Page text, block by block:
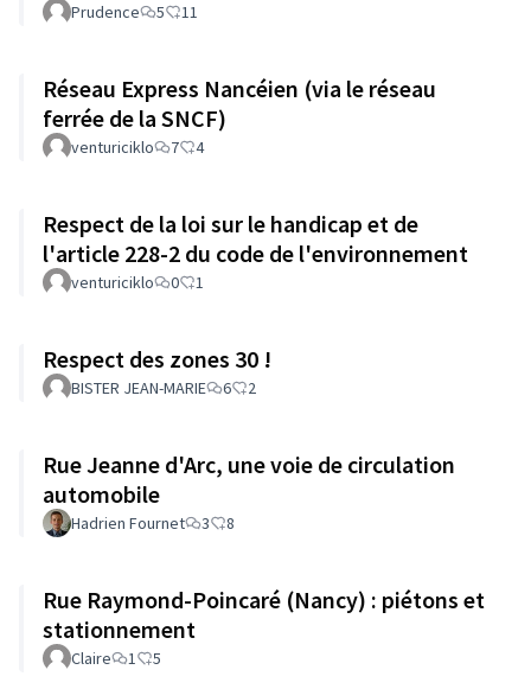
Prudence 5 11
Réseau Express Nancéien (via le réseau
ferrée de la SNCF)
venturiciklo 7 4
Respect de la loi sur le handicap et de
l'article 228-2 du code de l'environnement
venturiciklo 0 1
Respect des zones 30 !
BISTER JEAN-MARIE 6 2
Rue Jeanne d'Arc, une voie de circulation
automobile
Hadrien Fournet 3 8
Rue Raymond-Poincaré (Nancy) : piétons et
stationnement
Claire 1 5